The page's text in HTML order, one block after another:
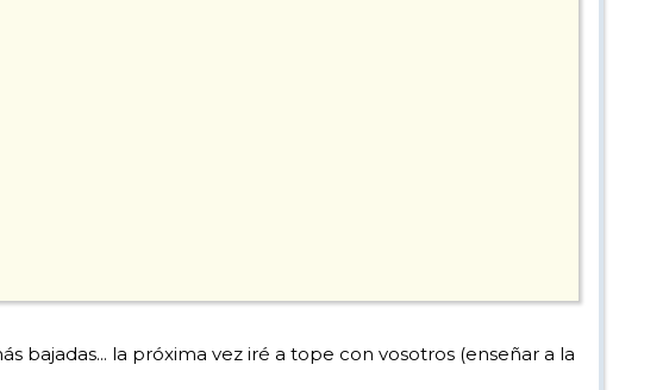
bajadas... la próxima vez iré a tope con vosotros (enseñar a la